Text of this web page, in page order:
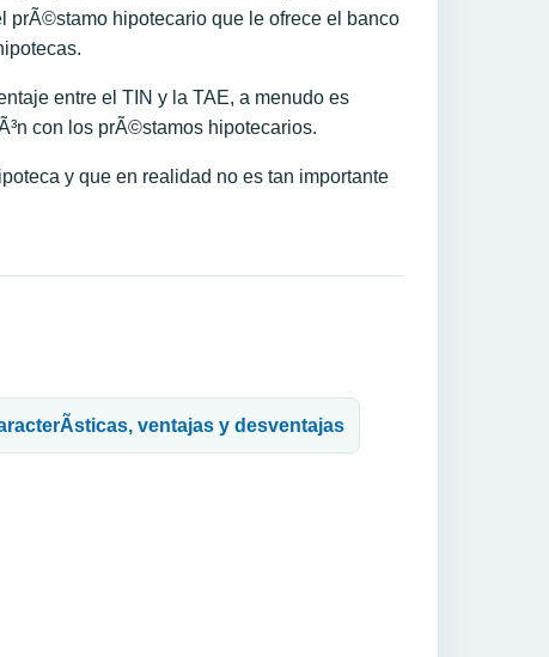
prÃ©stamo hipotecario que le ofrece el banco
entre el TIN y la TAE, a menudo es
con los prÃ©stamos hipotecarios.
y que en realidad no es tan importante
ventajas y desventajas